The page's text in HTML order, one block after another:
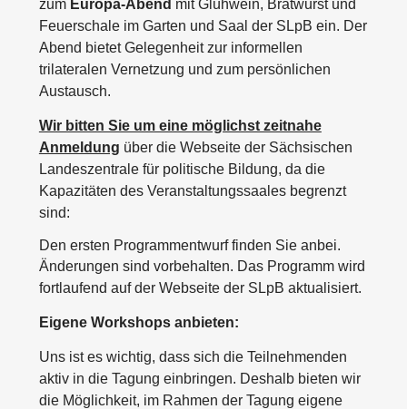
zum Europa-Abend mit Glühwein, Bratwurst und
Feuerschale im Garten und Saal der SLpB ein. Der
Abend bietet Gelegenheit zur informellen
trilateralen Vernetzung und zum persönlichen
Austausch.
Wir bitten Sie um eine möglichst zeitnahe
Anmeldung über die Webseite der Sächsischen
Landeszentrale für politische Bildung, da die
Kapazitäten des Veranstaltungssaales begrenzt
sind:
Den ersten Programmentwurf finden Sie anbei.
Änderungen sind vorbehalten. Das Programm wird
fortlaufend auf der Webseite der SLpB aktualisiert.
Eigene Workshops anbieten:
Uns ist es wichtig, dass sich die Teilnehmenden
aktiv in die Tagung einbringen. Deshalb bieten wir
die Möglichkeit, im Rahmen der Tagung eigene